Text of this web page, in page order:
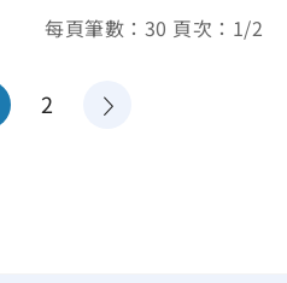
每頁筆數：30 頁次：1/2
2